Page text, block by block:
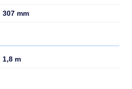
307 mm
1,8 m